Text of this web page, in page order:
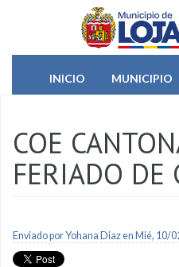
Pasar al contenido principal
INICIO
MUNICIPIO
COE
FERIADO DE
Enviado porYohana Diazen Mié, 10/